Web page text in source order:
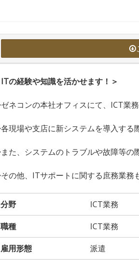
ITの経験や知識を活かせます！＞
ネコンの本社オフィスにて、ICT業
現場や支店に新システムを導入する
た、システムのトラブルや故障等の
の他、ITサポートに関する庶務業務
分野 ICT業務
職種 ICT業務
雇用形態 派遣